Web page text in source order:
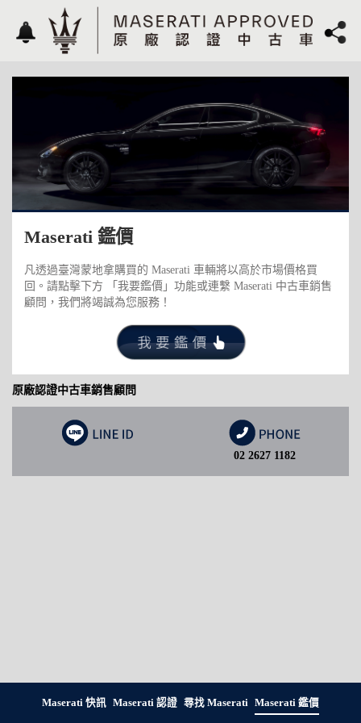
Maserati 鑑價
凡透過臺灣蒙地拿購買的 Maserati 車輛將以高於市場價格買
回。請點擊下方 「我要鑑價」功能或連繫 Maserati 中古車銷售
顧問，我們將竭誠為您服務！
原廠認證中古車銷售顧問
02 2627 1182
Maserati 快訊 Maserati 認證 尋找 Maserati Maserati 鑑價